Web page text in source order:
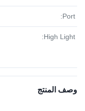
Port:
High Light:
وصف المنتج